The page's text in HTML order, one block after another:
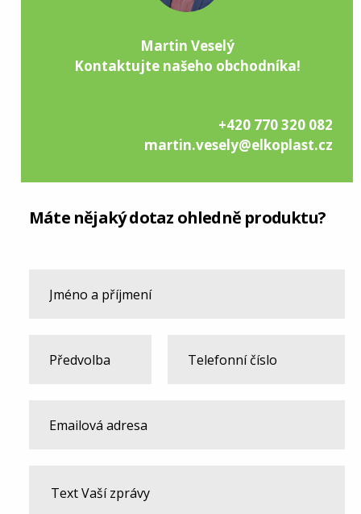
Martin Veselý
Kontaktujte našeho obchodníka!
+420 770 320 082
martin.vesely@elkoplast.cz
Máte nějaký dotaz ohledně produktu?